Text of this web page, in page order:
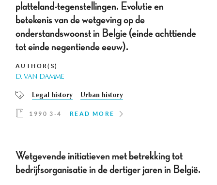
platteland-tegenstellingen. Evolutie en
betekenis van de wetgeving op de
onderstandswoonst in Belgie (einde achttiende
tot einde negentiende eeuw).
AUTHOR(S)
D. VAN DAMME
Legal history Urban history
1990 3-4 READ MORE
Wetgevende initiatieven met betrekking tot
bedrijfsorganisatie in de dertiger jaren in België.